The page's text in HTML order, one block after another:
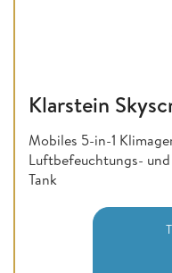
Klarstein
Mobiles 5-in-1
Luftbefeuchtungs-
Tank